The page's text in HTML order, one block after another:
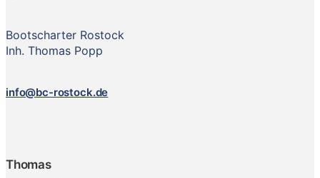
Bootscharter Rostock
Inh. Thomas Popp
info@bc-rostock.de
Thomas